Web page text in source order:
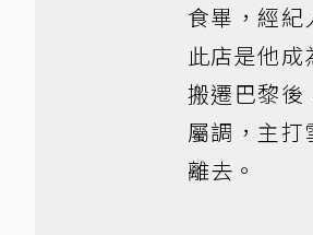
食畢，經
此店是他
搬遷巴黎後
屬調，主
離去。